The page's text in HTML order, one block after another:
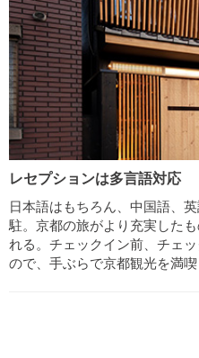
レセプションは多言語対応
日本語はもちろん、中国語、
駐。京都の旅がより充実した
れる。チェックイン前、チェ
ので、手ぶらで京都観光を満喫